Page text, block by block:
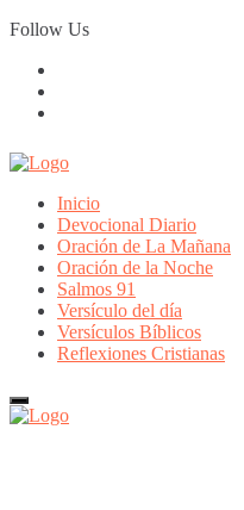
Skip
to
Follow Us
Inicio
Devocional Diario
Oración de La Mañana
Oración de la Noche
Salmos 91
Versículo del día
Versículos Bíblicos
Reflexiones Cristianas